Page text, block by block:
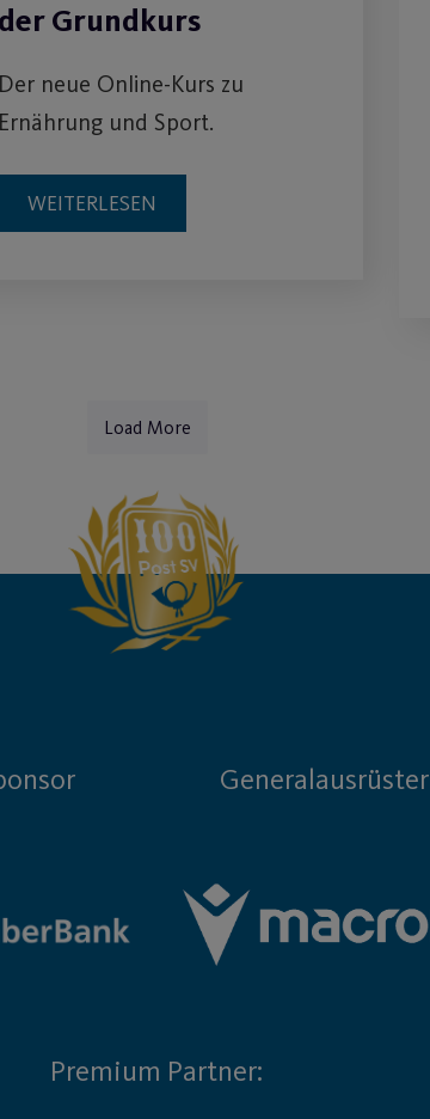
der Grundkurs
Der neue Online-Kurs zu
Ernährung und Sport.
WEITERLESEN
Load More
Generalausrüster
Premium Partner: